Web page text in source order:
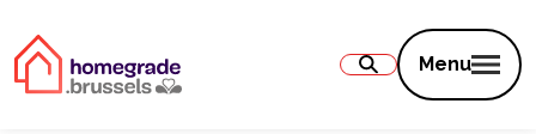
Menu